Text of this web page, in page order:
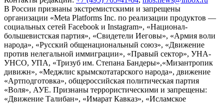
В России признаны экстремистскими и запрещены
организации «Meta Platforms Inc. по реализации продуктов —
социальных сетей Facebook и Instagram», «Национал-
большевистская партия», «Свидетели Иеговы», «Армия воли
народа», «Русский общенациональный союз», «Движение
против нелегальной иммиграции», «Правый сектор», УНА-
УНСО, УПА, «Тризуб им. Степана Бандеры»,«Мизантропик
дивижн», «Меджлис крымскотатарского народа», движение
«Артподготовка», общероссийская политическая партия
«Воля», АУЕ. Признаны террористическими и запрещены:
«Движение Талибан», «Имарат Кавказ», «Исламское